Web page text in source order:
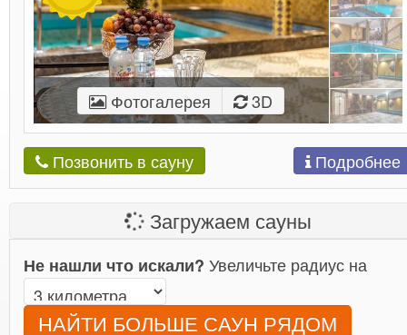
Фотогалерея 3D
Позвонить в сауну Подробнее
Загружаем сауны
Не нашли что искали? Увеличьте радиус на
НАЙТИ БОЛЬШЕ САУН РЯДОМ